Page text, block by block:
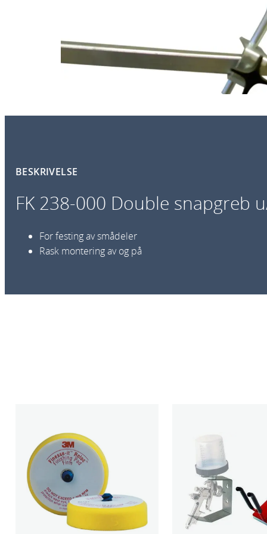
BESKRIVELSE
FK 238-000 Double snapgreb
For festing av smådeler
Rask montering av og på